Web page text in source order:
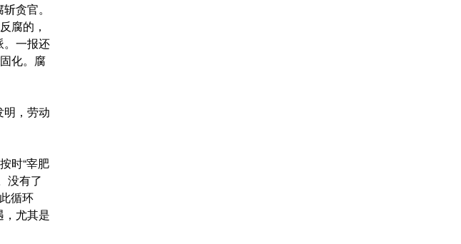
贪官。
腐的，
。一报还
化。腐
，劳动
时“宰肥
没有了
循环
尤其是